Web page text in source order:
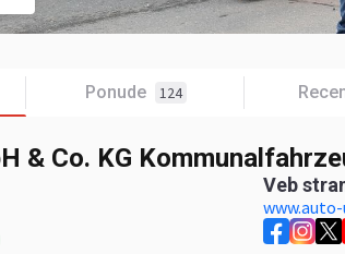
Ponude 124
& Co. KG
Veb